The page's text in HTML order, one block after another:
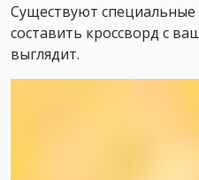
Существуют
составить кроссворд с
выглядит.